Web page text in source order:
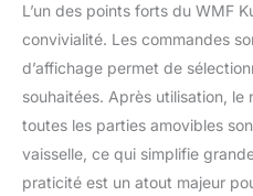
18/
L’un des points forts du WMF
convivialité. Les commandes
d’affichage permet de
souhaitées. Après utilisation, le
toutes les parties amovibles
vaisselle, ce qui simplifie
praticité est un atout majeur